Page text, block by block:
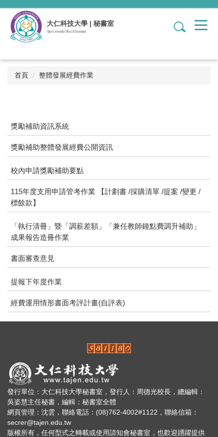
跳
主
要
容
大仁科技大學 | 秘書室
Tajen University Office of Secretariat
1
首頁 整體發展經費作業
獎勵補助資訊系統
獎勵補助整體發展經費公開資訊
校內申請獎勵補助要點
115年度支用申請管考作業 【計劃書 /採購清單 /提案 /變更 /
標餘款】
「執行清冊」暨「調薪差額」「兼任教師鐘點費調升補助」
成果報告造冊作業
書面審查意見
提報下年度作業
經費運用情形書面考評計畫(自評表)
發行單位：大仁科技大學秘書室，發行人：周德光校長，總編輯：
吳姿慧主任秘書，編輯：秘書室全體
網頁管理：沈雲，聯絡電話：(08)762-4002#1122，聯絡信箱：
secrer@tajen.edu.tw
版權所有，任何型式之轉載或使用請知會秘書室，也歡迎踴躍提供